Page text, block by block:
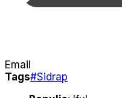
Email
Tags#Sidrap